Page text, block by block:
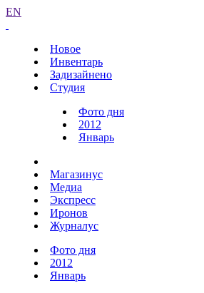
EN
Новое
Инвентарь
Задизайнено
Студия
Фото дня
2012
Январь
Магазинус
Медиа
Экспресс
Иронов
Журналус
Фото дня
2012
Январь